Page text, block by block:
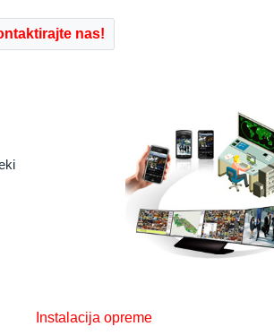
nas!
Instalacija opreme